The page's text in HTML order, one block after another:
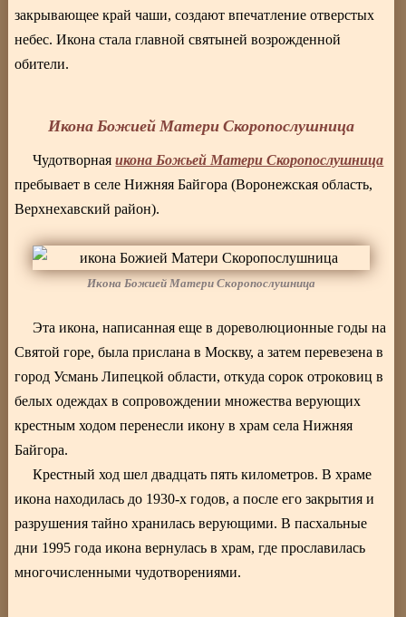
закрывающее край чаши, создают впечатление отверстых
небес. Икона стала главной святыней возрожденной
обители.
Икона Божией Матери Скоропослушница
Чудотворнаяикона Божьей Матери Скоропослушница
пребывает в селе Нижняя Байгора (Воронежская область,
Верхнехавский район).
Икона Божией Матери Скоропослушница
Эта икона, написанная еще в дореволюционные годы на
Святой горе, была прислана в Москву, а затем перевезена в
город Усмань Липецкой области, откуда сорок отроковиц в
белых одеждах в сопровождении множества верующих
крестным ходом перенесли икону в храм села Нижняя
Байгора.
Крестный ход шел двадцать пять километров. В храме
икона находилась до 1930-х годов, а после его закрытия и
разрушения тайно хранилась верующими. В пасхальные
дни 1995 года икона вернулась в храм, где прославилась
многочисленными чудотворениями.